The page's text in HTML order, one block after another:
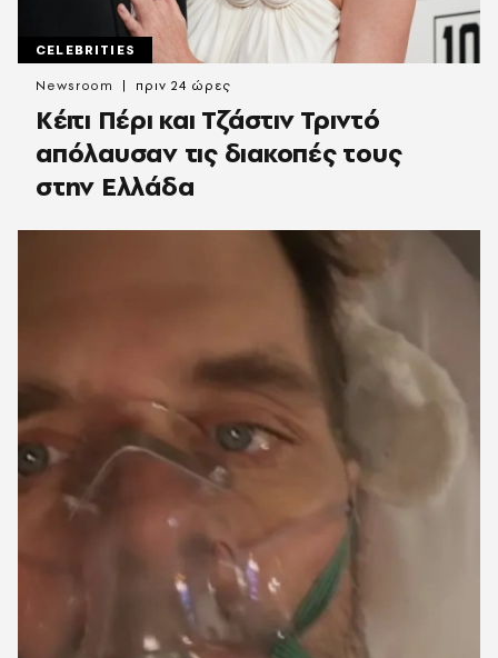
CELEBRITIES
Κέιτι Πέρι και Τζάστιν Τριντό
απόλαυσαν τις διακοπές τους
στην Ελλάδα
Newsroom πριν 24 ώρες